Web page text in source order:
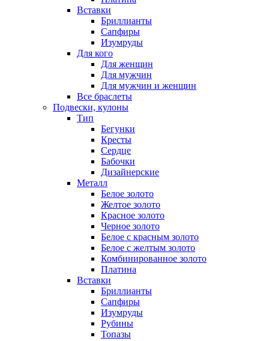
Вставки
Бриллианты
Сапфиры
Изумруды
Для кого
Для женщин
Для мужчин
Для мужчин и женщин
Все браслеты
Подвески, кулоны
Тип
Бегунки
Кресты
Сердце
Бабочки
Дизайнерские
Металл
Белое золото
Желтое золото
Красное золото
Черное золото
Белое с красным золото
Белое с желтым золото
Комбинированное золото
Платина
Вставки
Бриллианты
Сапфиры
Изумруды
Рубины
Топазы